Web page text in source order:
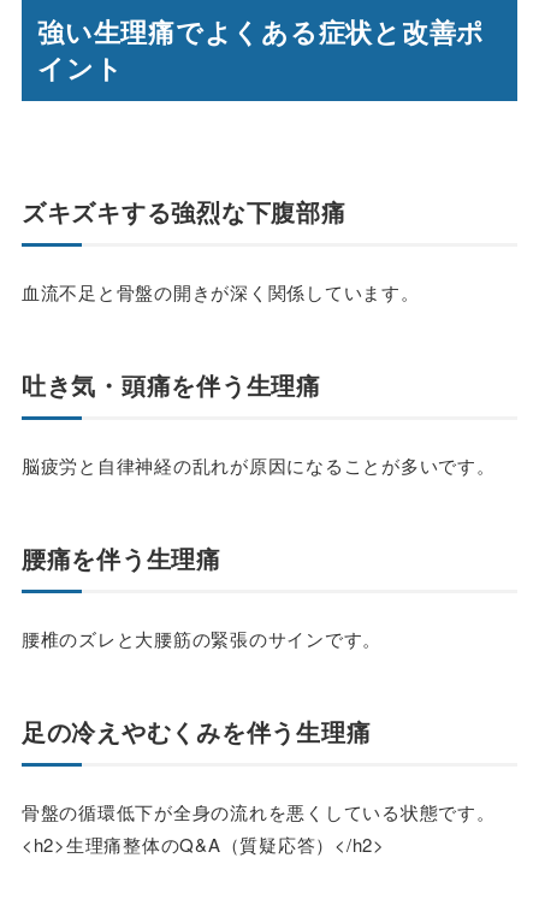
強い生理痛でよくある症状と改善ポ
イント
ズキズキする強烈な下腹部痛
血流不足と骨盤の開きが深く関係しています。
吐き気・頭痛を伴う生理痛
脳疲労と自律神経の乱れが原因になることが多いです。
腰痛を伴う生理痛
腰椎のズレと大腰筋の緊張のサインです。
足の冷えやむくみを伴う生理痛
骨盤の循環低下が全身の流れを悪くしている状態です。
<h2>生理痛整体のQ&A（質疑応答）</h2>